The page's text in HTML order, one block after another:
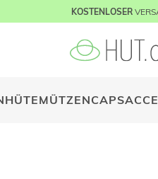
KOSTENLOSER
HÜTEMÜTZENCAPS